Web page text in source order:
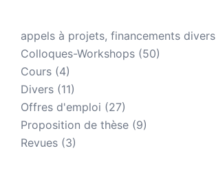
appels à projets, financements divers
Colloques-Workshops (50)
Cours (4)
Divers (11)
Offres d'emploi (27)
Proposition de thèse (9)
Revues (3)